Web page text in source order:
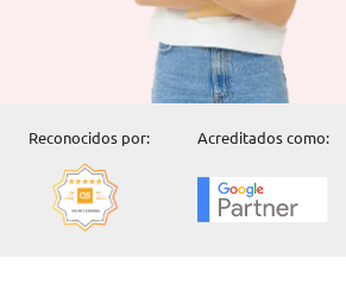
Reconocidos por: Acreditados como: